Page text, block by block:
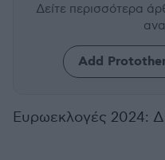
Δείτε περισσότερα
Add
Ευρωεκλογές 2024: